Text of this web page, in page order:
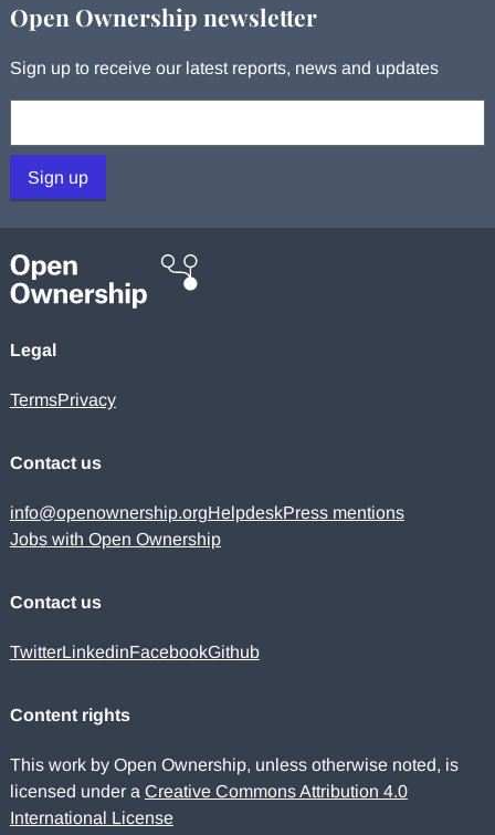
Open Ownership newsletter
Sign up to receive our latest reports, news and updates
Sign up
Legal
TermsPrivacy
Contact us
info@openownership.orgHelpdeskPress mentions
Jobs with Open Ownership
Contact us
TwitterLinkedinFacebookGithub
Content rights
This work by Open Ownership, unless otherwise noted, is
licensed under a Creative Commons Attribution 4.0
International License